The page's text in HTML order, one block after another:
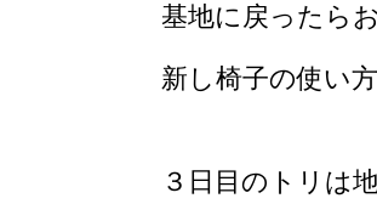
基地に戻ったら
新し椅子の使い
３日目のトリは